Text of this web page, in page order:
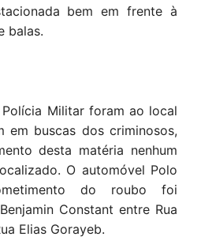
bem em frente à
balas.
Militar foram ao local
em buscas dos criminosos,
desta matéria nenhum
O automóvel Polo
do roubo foi
Constant entre Rua
Elias Gorayeb.